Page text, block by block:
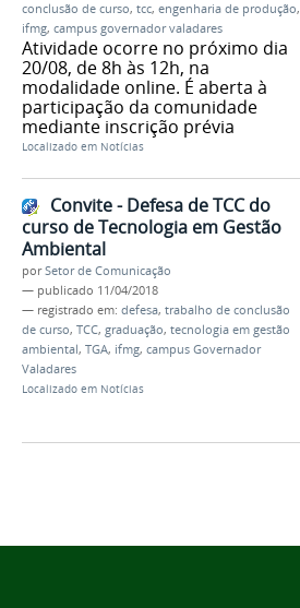
conclusão de curso, tcc, engenharia de produção,
ifmg, campus governador valadares
Atividade ocorre no próximo dia
20/08, de 8h às 12h, na
modalidade online. É aberta à
participação da comunidade
mediante inscrição prévia
Localizado em Notícias
Convite - Defesa de TCC do
curso de Tecnologia em Gestão
Ambiental
porSetor de Comunicação
— publicado 11/04/2018
— registrado em: defesa, trabalho de conclusão
de curso, TCC, graduação, tecnologia em gestão
ambiental, TGA, ifmg, campus Governador
Valadares
Localizado em Notícias